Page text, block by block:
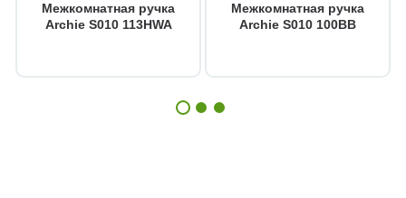
Межкомнатная ручка
Archie S010 113HWA
Межкомнатная ручка
Archie S010 100BB